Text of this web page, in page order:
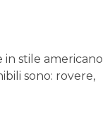
in stile americano
sono: rovere,